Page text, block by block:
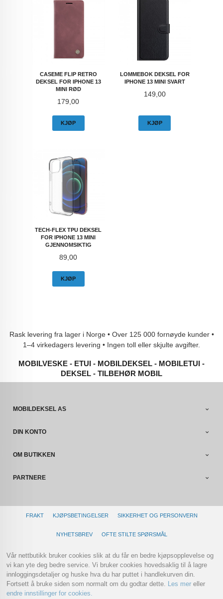
CASEME FLIP RETRO
DEKSEL FOR IPHONE 13
MINI RØD
Pris
179,00
KJØP
LOMMEBOK DEKSEL FOR
IPHONE 13 MINI SVART
Pris
149,00
KJØP
TECH-FLEX TPU DEKSEL
FOR IPHONE 13 MINI
GJENNOMSIKTIG
Pris
89,00
KJØP
Rask levering fra lager i Norge • Over 125 000 fornøyde kunder •
1–4 virkedagers levering • Ingen toll eller skjulte avgifter.
MOBILVESKE - ETUI - MOBILDEKSEL - MOBILETUI -
DEKSEL - TILBEHØR MOBIL
MOBILDEKSEL AS
DIN KONTO
OM BUTIKKEN
PARTNERE
FRAKT KJØPSBETINGELSER SIKKERHET OG PERSONVERN
NYHETSBREV OFTE STILTE SPØRSMÅL
Vår nettbutikk bruker cookies slik at du får en bedre kjøpsopplevelse og
vi kan yte deg bedre service. Vi bruker cookies hovedsaklig til å lagre
innloggingsdetaljer og huske hva du har puttet i handlekurven din.
Fortsett å bruke siden som normalt om du godtar dette.
Les mer eller
endre innstillinger for cookies.